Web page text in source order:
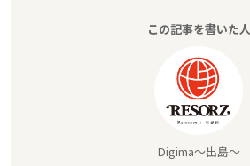
この記事を書いた人
Digima～出島～